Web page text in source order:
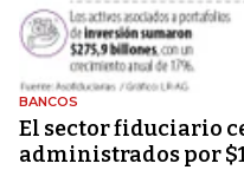
BANCOS
El sector fiduciario
administrados por